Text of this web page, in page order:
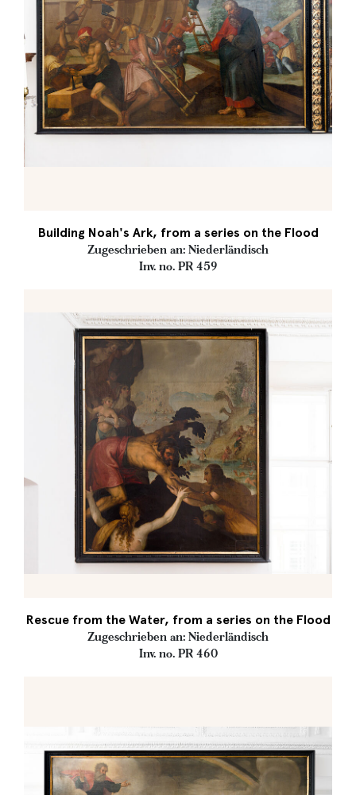
Building Noah's Ark, from a series on the Flood
Zugeschrieben an: Niederländisch
Inv. no. PR 459
Rescue from the Water, from a series on the Flood
Zugeschrieben an: Niederländisch
Inv. no. PR 460